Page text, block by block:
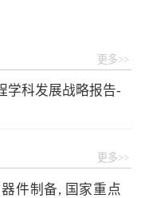
更多>>
学科发展战略报告-
更多>>
件制备, 国家重点